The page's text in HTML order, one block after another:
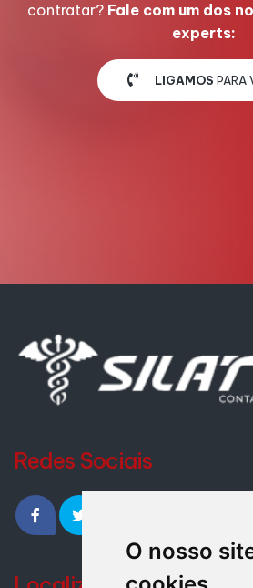
O nosso
contratar? Fale com um dos
experts:
LIGAMOS PARA
Redes Sociais